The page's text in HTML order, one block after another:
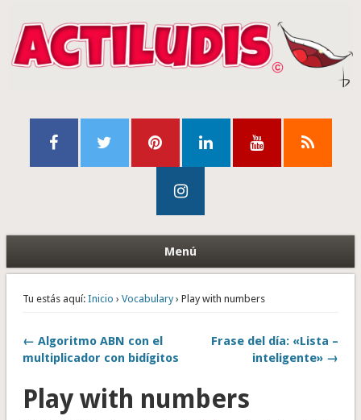
Menú
Tu estás aquí: Inicio › Vocabulary› Play with numbers
← Algoritmo ABN con el
multiplicador con bidígitos
Frase del día: «Lista –
inteligente» →
Play with numbers